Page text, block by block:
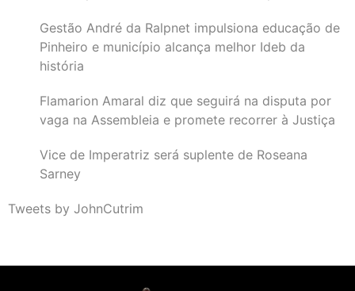
Gestão André da Ralpnet impulsiona educação de
Pinheiro e município alcança melhor Ideb da
história
Flamarion Amaral diz que seguirá na disputa por
vaga na Assembleia e promete recorrer à Justiça
Vice de Imperatriz será suplente de Roseana
Sarney
Tweets by JohnCutrim